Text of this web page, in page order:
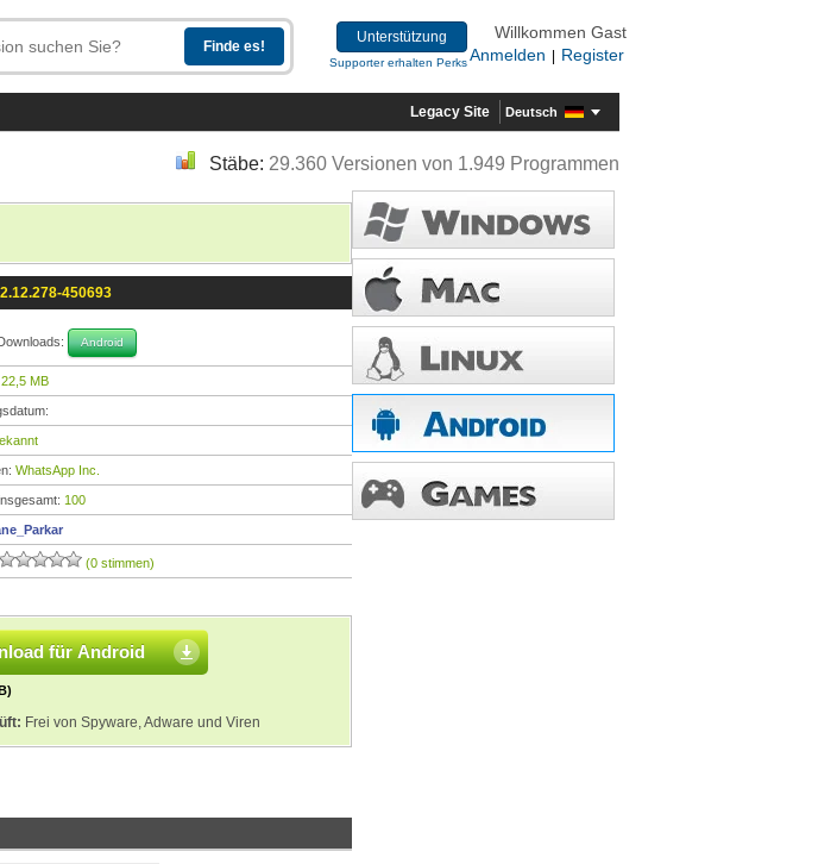
Unterstützung
Supporter erhalten Perks
Willkommen Gast
Anmelden
Register
Legacy Site Deutsch
Stäbe: 29.360 Versionen von 1.949 Programmen
450693
Android
22,5 MB
WhatsApp Inc.
100
(0 stimmen)
für Android
Frei von Spyware, Adware und Viren